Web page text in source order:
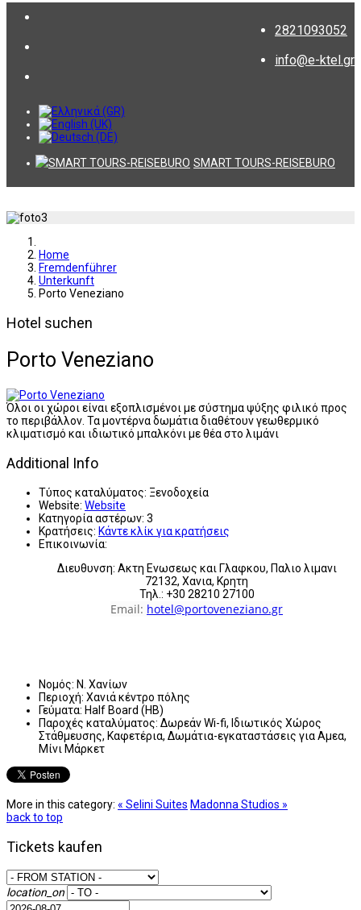
2821093052
info@e-ktel.gr
SMART TOURS-REISEBURO
Home
Fremdenführer
Unterkunft
Porto Veneziano
Hotel suchen
Porto Veneziano
Όλοι οι χώροι είναι εξοπλισμένοι με σύστημα ψύξης φιλικό προς
το περιβάλλον. Τα μοντέρνα δωμάτια διαθέτουν γεωθερμικό
κλιματισμό και ιδιωτικό μπαλκόνι με θέα στο λιμάνι
Additional Info
Τύπος καταλύματος: Ξενοδοχεία
Website: Website
Κατηγορία αστέρων: 3
Κρατήσεις: Κάντε κλίκ για κρατήσεις
Επικοινωνία:
Διευθυνση: Ακτη Ενωσεως και Γλαφκου, Παλιο λιμανι
72132, Χανια, Κρητη
Τηλ.: +30 28210 27100
Email: hotel@portoveneziano.gr
Νομός: Ν. Χανίων
Περιοχή: Χανιά κέντρο πόλης
Γεύματα: Half Board (HB)
Παροχές καταλύματος: Δωρεάν Wi-fi, Ιδιωτικός Χώρος
Στάθμευσης, Καφετέρια, Δωμάτια-εγκαταστάσεις για Αμεα,
Μίνι Μάρκετ
More in this category: « Selini Suites Madonna Studios »
back to top
Tickets kaufen
location_on